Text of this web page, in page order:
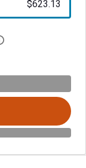
$623.13
Abre el cuadro de